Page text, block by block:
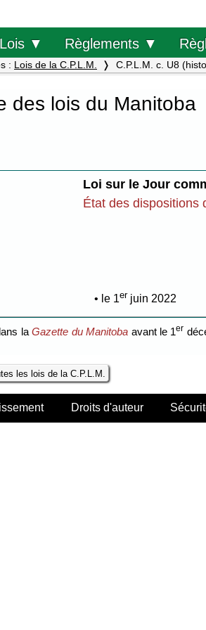
Lois ▼ Règlements ▼
: Lois de la C.P.L.M. C.P.L.M. c. U8
des lois du Manitoba
Loi sur le Jour
État des dispositions
• le 1er juin 2022
laGazette du Manitoba avant le 1er
les lois de la C.P.L.M.
Droits d'auteur